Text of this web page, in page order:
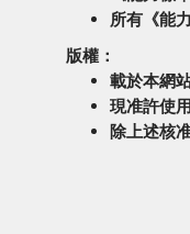
所有《能
版權：
載於本網
現准許使
除上述核